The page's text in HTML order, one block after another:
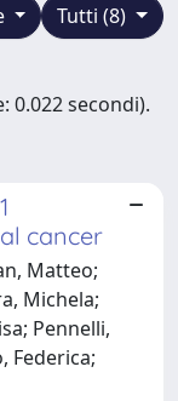
Tutti (8)
0.022 secondi).
cancer
Matteo;
Michela;
Pennelli,
Federica;